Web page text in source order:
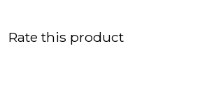
Rate this product